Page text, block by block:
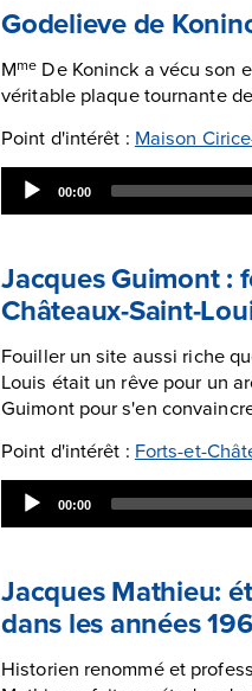
Godelieve de
Mme De Koninck a vécu son
véritable plaque tournante
Point d'intérêt : Maison
Audio
Player
00:00
Jacques Guimont :
Châteaux-Saint-
Fouiller un site aussi riche
Louis était un rêve pour un
Guimont pour s'en
Point d'intérêt : Forts-et-
Audio
Player
00:00
Jacques Mathieu:
dans les années
Historien renommé et